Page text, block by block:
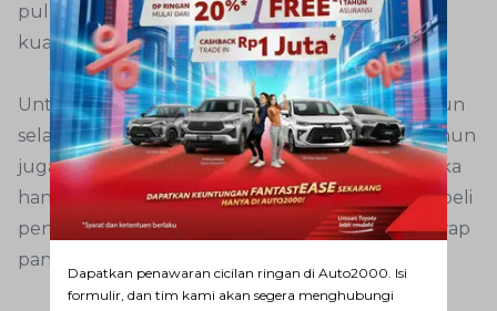
pula yang dapat dipertanggung jawabkan
kualitasnya.
Untuk itu jangan asal pilih kaca film gelap. Namun
selain gelap dan mampu menunjang privasi namun
juga hebat dalam meredam paparan sinar UV. Jika
hanya gelap saja, maka tak ubahnya Anda membeli
penggelap kaca tanpa ada kemampuan menyerap
panas dari produk tersebut.
Dapatkan penawaran cicilan ringan di Auto2000. Isi
formulir, dan tim kami akan segera menghubungi